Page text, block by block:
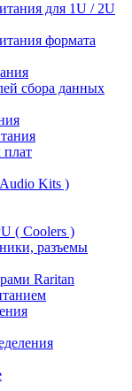
для 1U / 2U
формата
сбора данных
плат
Kits )
( Coolers )
разъемы
Raritan